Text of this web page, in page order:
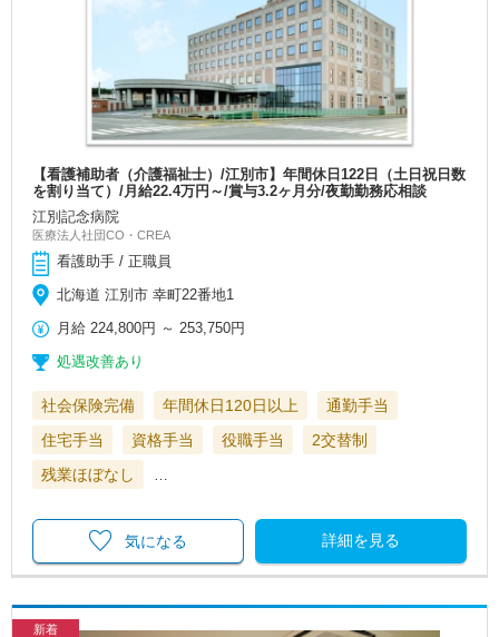
【看護補助者（介護福祉士）/江別市】年間休日122日（土日祝日数
を割り当て）/月給22.4万円～/賞与3.2ヶ月分/夜勤勤務応相談
江別記念病院
医療法人社団CO・CREA
看護助手 / 正職員
北海道 江別市 幸町22番地1
月給 224,800円 ～ 253,750円
処遇改善あり
社会保険完備 年間休日120日以上
通勤手当
住宅手当
資格手当 役職手当
2交替制
残業ほぼなし
詳細を見る
気になる
新着